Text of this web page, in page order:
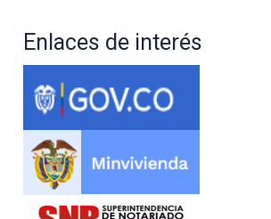
Enlaces de interés